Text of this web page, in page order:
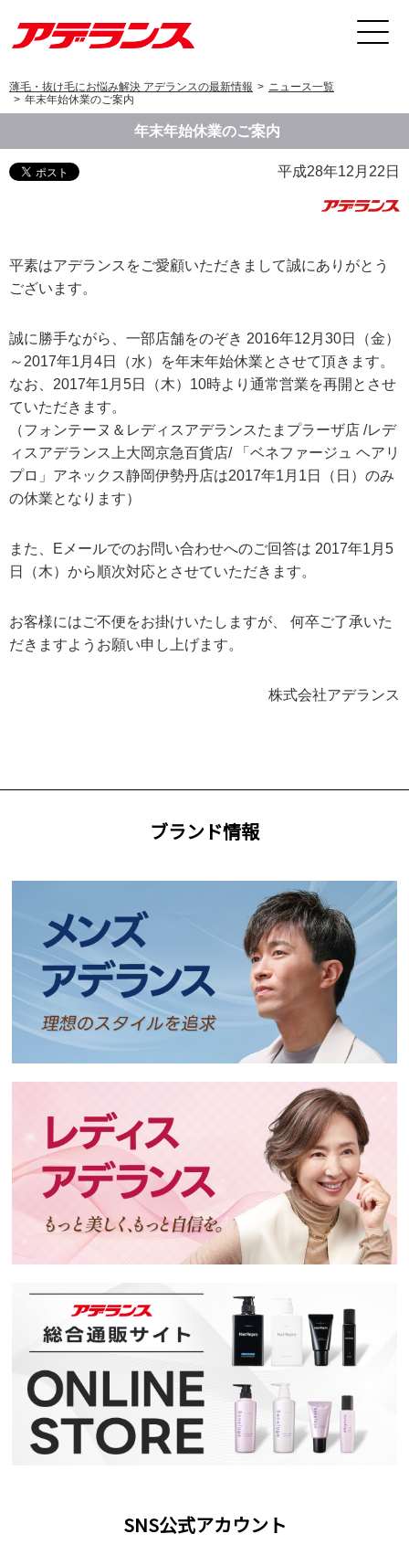
薄毛・抜け毛にお悩み解決 アデランスの最新情報
ニュース一覧
年末年始休業のご案内
年末年始休業のご案内
平成28年12月22日
平素はアデランスをご愛顧いただきまして誠にありがとう
ございます。
誠に勝手ながら、一部店舗をのぞき 2016年12月30日（金）
～2017年1月4日（水）を年末年始休業とさせて頂きます。
なお、2017年1月5日（木）10時より通常営業を再開とさせ
ていただきます。
（フォンテーヌ＆レディスアデランスたまプラーザ店 /レデ
ィスアデランス上大岡京急百貨店/「ベネファージュ ヘアリ
プロ」アネックス静岡伊勢丹店は2017年1月1日（日）のみ
の休業となります）
また、Eメールでのお問い合わせへのご回答は 2017年1月5
日（木）から順次対応とさせていただきます。
お客様にはご不便をお掛けいたしますが、 何卒ご了承いた
だきますようお願い申し上げます。
株式会社アデランス
ブランド情報
SNS公式アカウント